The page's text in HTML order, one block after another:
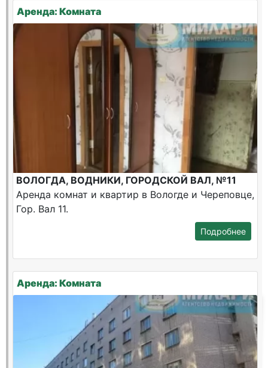
Аренда: Комната
ВОЛОГДА, ВОДНИКИ, ГОРОДСКОЙ ВАЛ, №11
Аренда комнат и квартир в Вологде и Череповце,
Гор. Вал 11.
Подробнее
Аренда: Комната